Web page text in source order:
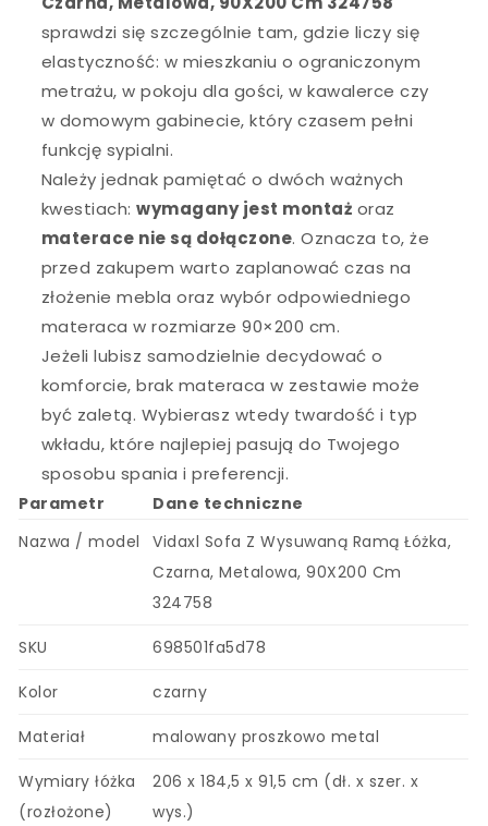
sprawdzi się szczególnie tam, gdzie liczy się
elastyczność: w mieszkaniu o ograniczonym
metrażu, w pokoju dla gości, w kawalerce czy
w domowym gabinecie, który czasem pełni
funkcję sypialni.
Należy jednak pamiętać o dwóch ważnych
kwestiach:wymagany jest montaż oraz
materace nie są dołączone. Oznacza to, że
przed zakupem warto zaplanować czas na
złożenie mebla oraz wybór odpowiedniego
materaca w rozmiarze 90×200 cm.
Jeżeli lubisz samodzielnie decydować o
komforcie, brak materaca w zestawie może
być zaletą. Wybierasz wtedy twardość i typ
wkładu, które najlepiej pasują do Twojego
sposobu spania i preferencji.
Parametr
Dane techniczne
Nazwa / model
Vidaxl Sofa Z Wysuwaną Ramą Łóżka,
Czarna, Metalowa, 90X200 Cm
324758
SKU 698501fa5d78
Kolor czarny
Materiał malowany proszkowo metal
Wymiary łóżka
(rozłożone)
206 x 184,5 x 91,5 cm (dł. x szer. x
wys.)